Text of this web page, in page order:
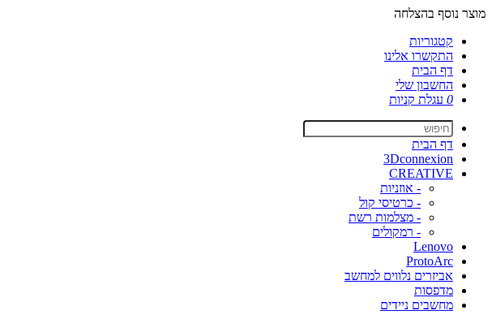
מוצר נוסף בהצלחה
קטגוריות
התקשרו אלינו
דף הבית
החשבון שלי
0 עגלת קניות
דף הבית
3Dconnexion
CREATIVE
- אוזניות
- כרטיסי קול
- מצלמות רשת
- רמקולים
Lenovo
ProtoArc
אביזרים נלווים למחשב
מדפסות
מחשבים ניידים